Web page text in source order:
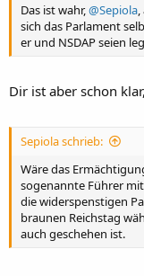
Das ist wahr, @Sepiola
sich das Parlament
er und NSDAP seien
Dir ist aber schon
Sepiola schrieb:
Wäre das
sogenannte Führer
die widerspenstigen
braunen Reichstag
auch geschehen ist.